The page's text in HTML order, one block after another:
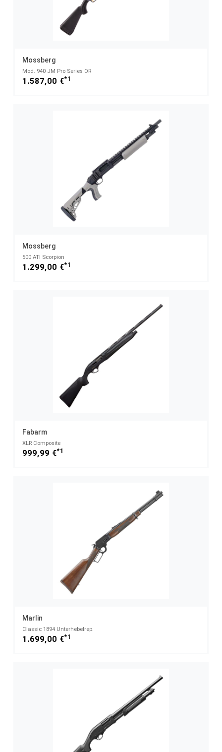
Mossberg
Mod. 940 JM Pro Series OR
1.587,00 €*1
Mossberg
500 ATI Scorpion
1.299,00 €*1
Fabarm
XLR Composite
999,99 €*1
Marlin
Classic 1894 Unterhebelrep.
1.699,00 €*1